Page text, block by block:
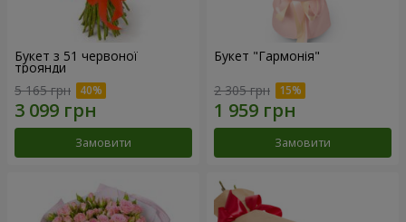
Букет з 51 червоної
троянди
5 165 грн
Замовити
Букет "Гармонія"
2 305 грн
Замовити